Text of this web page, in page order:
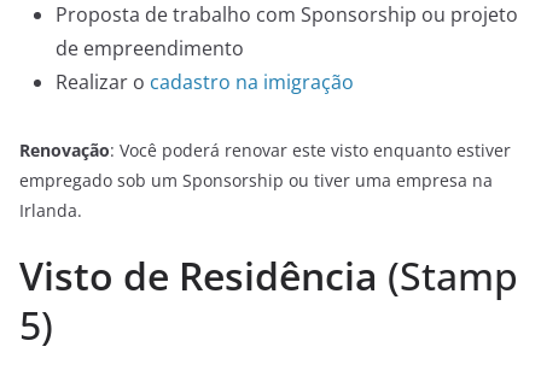
Proposta de trabalho com Sponsorship ou projeto
de empreendimento
Realizar o cadastro na imigração
Renovação: Você poderá renovar este visto enquanto estiver
empregado sob um Sponsorship ou tiver uma empresa na
Irlanda.
Visto de Residência (Stamp
5)